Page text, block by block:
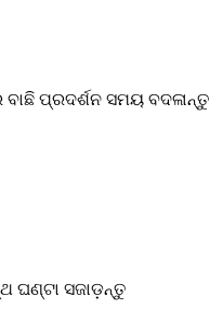
ପ୍ରଦର୍ଶନ ସମୟ ବଦଳାନ୍ତୁ
ଘଣ୍ଟା ସଜାଡ଼ନ୍ତୁ